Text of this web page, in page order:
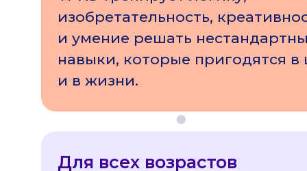
изобретательность,
и умение решать
навыки, которые пригодятся в
и в жизни.
Для всех возрастов